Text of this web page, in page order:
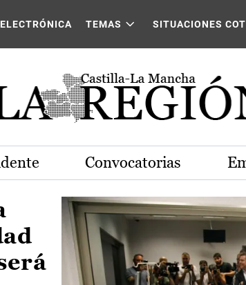
La Mancha
TEMAS SITUACIONES
Convocatorias